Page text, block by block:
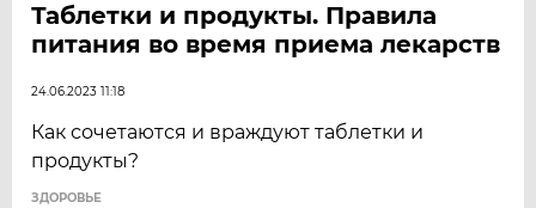
Таблетки и продукты. Правила
питания во время приема лекарств
24.06.2023 11:18
Как сочетаются и враждуют таблетки и
продукты?
ЗДОРОВЬЕ